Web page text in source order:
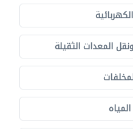
المعدات الثقيلة